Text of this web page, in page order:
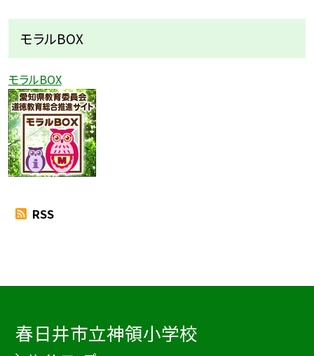
モラルBOX
モラルBOX
RSS
春日井市立神領小学校